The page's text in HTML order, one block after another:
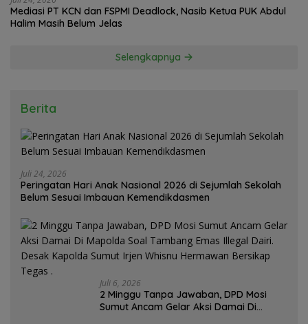
Mediasi PT KCN dan FSPMI Deadlock, Nasib Ketua PUK Abdul
Selengkapnya
Berita
Juli 24, 2026
Peringatan Hari Anak Nasional 2026 di Sejumlah Sekolah
Belum Sesuai Imbauan Kemendikdasmen
Juli 6, 2026
2 Minggu Tanpa Jawaban, DPD Mosi
Sumut Ancam Gelar Aksi Damai Di